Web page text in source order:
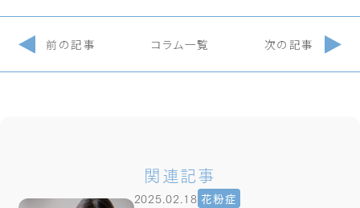
前の記事 コラム一覧 次の記事
関連記事
2025.02.18 花粉症